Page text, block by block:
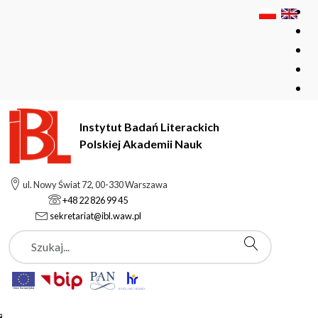
Instytut Badań Literackich
Polskiej Akademii Nauk
ul. Nowy Świat 72, 00-330 Warszawa
+48 22 826 99 45
sekretariat@ibl.waw.pl
Szukaj
Instytut Badań Literackich Polskiej Akademii Nauk
Pracownie i zespoły
Pracownia Edycji i Monografii Cyfrowych
Pracownia Edycji i
Monografii Cyfrowych